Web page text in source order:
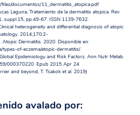
documentos/11_dermatitis_atopica.pdf
Laguna, Tratamiento de la dermatitis atopica. Rev
suppl.15, pp.49-67. ISSN 1139-7632.
heterogeneity and differential diagnosis of atopic
2014;170:2-
Dermatitis. 2020. Disponible en:
types-of-eczema/atopic-dermatitis/.
Epidemiology and Risk Factors. Ann Nutr Metab.
000370220. Epub 2015 Apr 24
and beyond, T. Tsakok et al. 2019)
avalado por: